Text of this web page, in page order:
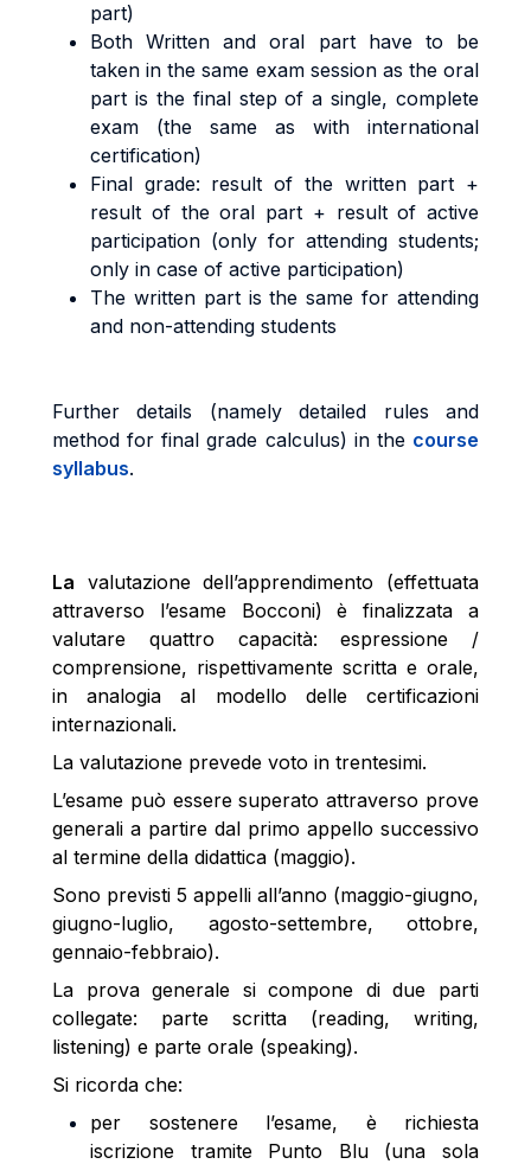
part)
Both Written and oral part have to be
taken in the same exam session as the oral
part is the final step of a single, complete
exam (the same as with international
certification)
Final grade: result of the written part +
result of the oral part + result of active
participation (only for attending students;
only in case of active participation)
The written part is the same for attending
and non-attending students
Further details (namely detailed rules and
method for final grade calculus) in the course
syllabus.
La valutazione dell’apprendimento (effettuata
attraverso l’esame Bocconi) è finalizzata a
valutare quattro capacità: espressione /
comprensione, rispettivamente scritta e orale,
in analogia al modello delle certificazioni
internazionali.
La valutazione prevede voto in trentesimi.
L’esame può essere superato attraverso prove
generali a partire dal primo appello successivo
al termine della didattica (maggio).
Sono previsti 5 appelli all’anno (maggio-giugno,
giugno-luglio, agosto-settembre, ottobre,
gennaio-febbraio).
La prova generale si compone di due parti
collegate: parte scritta (reading, writing,
listening) e parte orale (speaking).
Si ricorda che:
per sostenere l’esame, è richiesta
iscrizione tramite Punto Blu (una sola